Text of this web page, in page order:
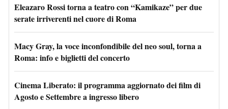
Eleazaro Rossi torna a teatro con “Kamikaze” per due
serate irriverenti nel cuore di Roma
Macy Gray, la voce inconfondibile del neo soul, torna a
Roma: info e biglietti del concerto
Cinema Liberato: il programma aggiornato dei film di
Agosto e Settembre a ingresso libero